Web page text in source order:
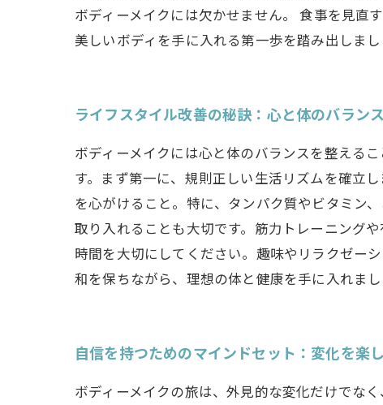
ボディーメイクには欠かせません。 食事を見直
美しいボディを手に入れる第一歩を踏み出しまし
ライフスタイル改善の秘訣：心と体のバラン
ボディーメイクには心と体のバランスを整える
す。まず第一に、規則正しい生活リズムを確立
を心がけること。特に、タンパク質やビタミン
取り入れることも大切です。筋力トレーニング
時間を大切にしてください。趣味やリラクゼー
和を保ちながら、理想の体と健康を手に入れまし
自信を持つためのマインドセット：変化を楽
ボディーメイクの旅は、外見的な変化だけでな